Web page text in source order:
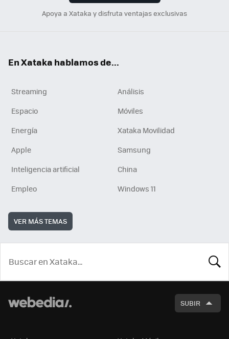
Apoya a Xataka y disfruta ventajas exclusivas
En Xataka hablamos de...
Streaming
Análisis
Espacio
Móviles
Energía
Xataka Movilidad
Apple
Samsung
Inteligencia artificial
China
Empleo
Windows 11
VER MÁS TEMAS
SUBIR